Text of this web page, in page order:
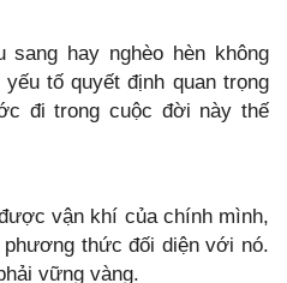
sang hay nghèo hèn không
tố quyết định quan trọng
đi trong cuộc đời này thế
vận khí của chính mình,
thức đối diện với nó.
vững vàng.